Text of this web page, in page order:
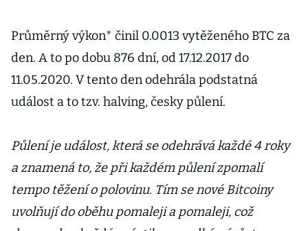
Průměrný výkon* činil 0.0013 vytěženého BTC za
den. A to po dobu 876 dní, od 17.12.2017 do
11.05.2020. V tento den odehrála podstatná
událost a to tzv. halving, česky půlení.
Půlení je událost, která se odehrává každé 4 roky
a znamená to, že při každém půlení zpomalí
tempo těžení o polovinu. Tím se nové Bitcoiny
uvolňují do oběhu pomaleji a pomaleji, což